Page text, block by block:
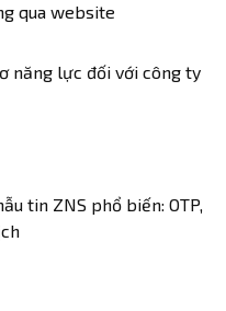
qua website
năng lực đối với công ty
tin ZNS phổ biến: OTP,